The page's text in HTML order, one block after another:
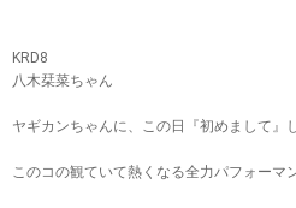
KRD8
八木栞菜ちゃん
ヤギカンちゃんに、この日『初めまして』
このコの観ていて熱くなる全力パフォーマ